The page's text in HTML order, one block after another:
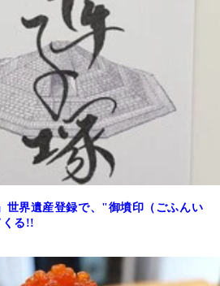
世界遺産登録で、"御墳印（ごふんい
くる!!